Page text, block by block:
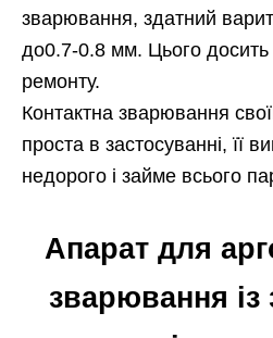
зварювання, здатний
до0.7-0.8 мм. Цього досить
ремонту.
Контактна зварювання
проста в застосуванні, її
недорого і займе всього
Апарат для
зварювання із